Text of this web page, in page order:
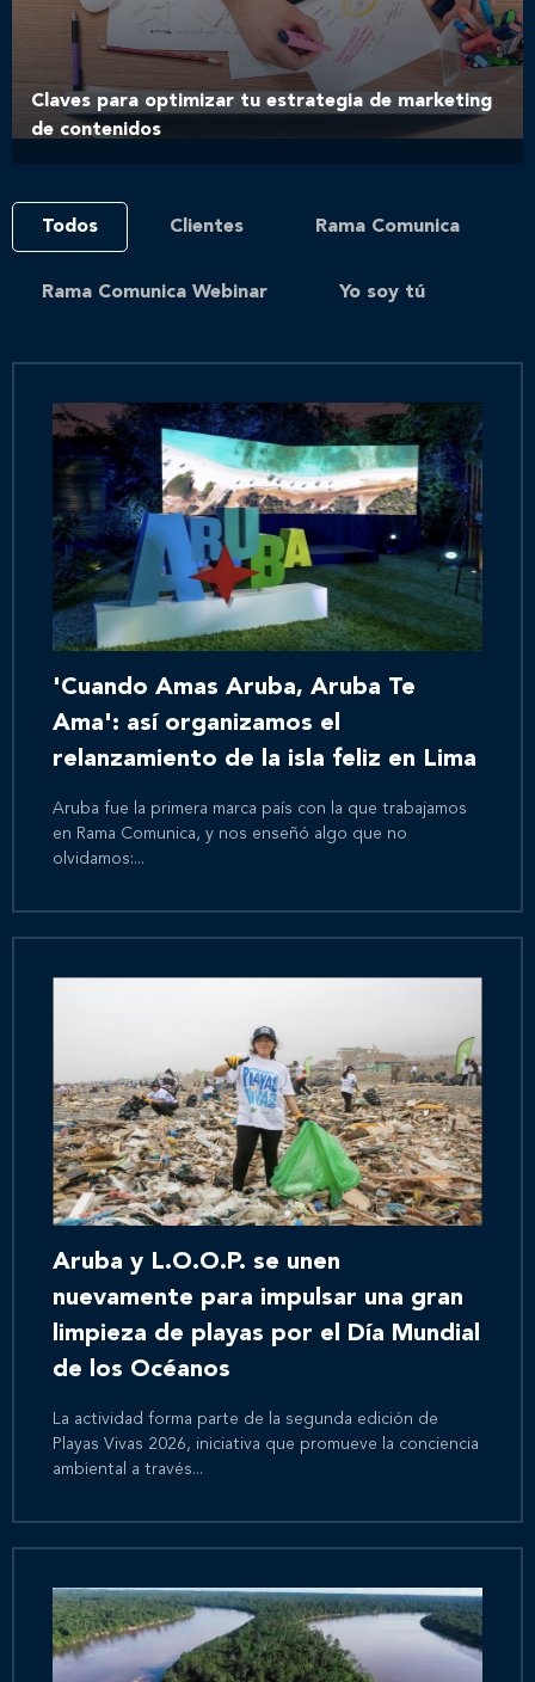
Claves para optimizar tu estrategia de marketing
de contenidos
Todos Clientes Rama Comunica
Rama Comunica Webinar Yo soy tú
'Cuando Amas Aruba, Aruba Te
Ama': así organizamos el
relanzamiento de la isla feliz en Lima
Aruba fue la primera marca país con la que trabajamos
en Rama Comunica, y nos enseñó algo que no
olvidamos:...
Aruba y L.O.O.P. se unen
nuevamente para impulsar una gran
limpieza de playas por el Día Mundial
de los Océanos
La actividad forma parte de la segunda edición de
Playas Vivas 2026, iniciativa que promueve la conciencia
ambiental a través...